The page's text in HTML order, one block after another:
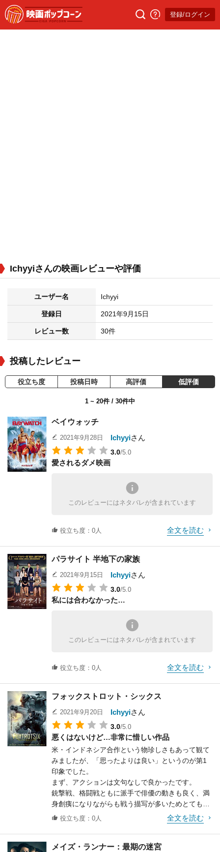
登録/ログイン
Ichyyiさんの映画レビューや評価
ユーザー名 Ichyyi
登録日 2021年9月15日
レビュー数 30件
投稿したレビュー
役立ち度 投稿日時 高評価 低評価
1 ~ 20件 / 30件中
ベイウォッチ
2021年9月28日 Ichyyiさん
3.0/5.0
愛されるダメ映画
このレビューにはネタバレが含まれています
役立ち度：0人 全文を読む
パラサイト 半地下の家族
2021年9月15日 Ichyyiさん
3.0/5.0
私には合わなかった…
このレビューにはネタバレが含まれています
役立ち度：0人 全文を読む
フォックストロット・シックス
2021年9月20日 Ichyyiさん
3.0/5.0
悪くはないけど…非常に惜しい作品
米・インドネシア合作という物珍しさもあって観て
みましたが、「思ったよりは良い」というのが第1
印象でした。
まず、アクションは文句なしで良かったです。
銃撃戦、格闘戦ともに派手で俳優の動きも良く、満
身創痍になりながらも戦う描写が多いためとても見
応えがあります。
また、「コディアック」というパワードスーツ（パ
ッケージ絵の裏に写っているロボットのようなも
の）が強敵として登場し、他にも敵側の強大さが示
役立ち度：0人 全文を読む
メイズ・ランナー：最期の迷宮